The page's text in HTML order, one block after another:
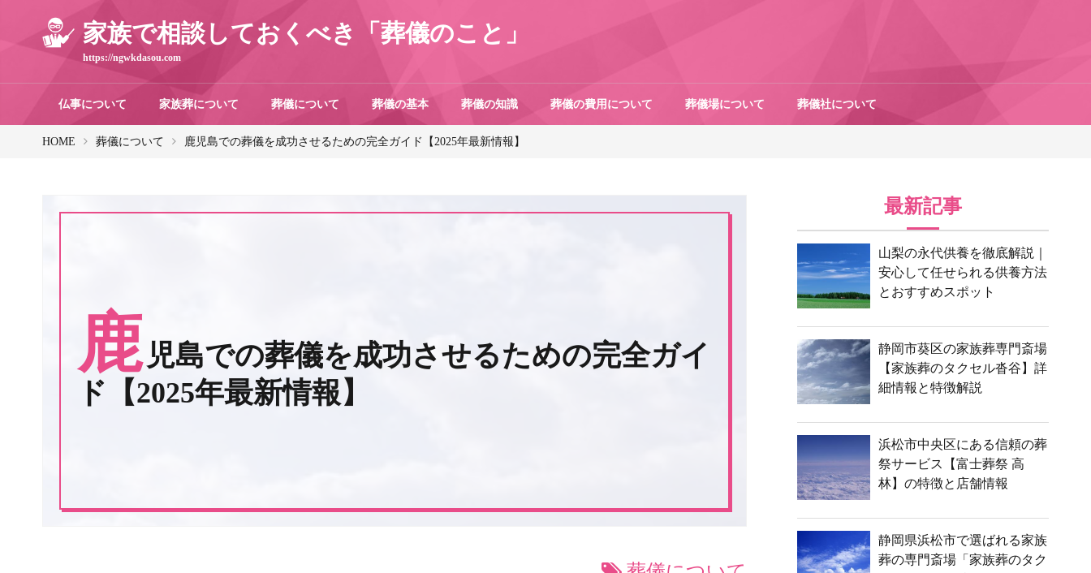
家族で相談しておくべき「葬儀のこと」
https://ngwkdasou.com
仏事について 家族葬について 葬儀について 葬儀の基本 葬儀の知識 葬儀の費用について 葬儀場について 葬儀社について
HOME 葬儀について 鹿児島での葬儀を成功させるための完全ガイド【2025年最新情報】
鹿 児島での葬儀を成功させるための完全ガイ
ド【2025年最新情報】
最新記事
山梨の永代供養を徹底解説｜
安心して任せられる供養方法
とおすすめスポット
静岡市葵区の家族葬専門斎場
【家族葬のタクセル沓谷】詳
細情報と特徴解説
浜松市中央区にある信頼の葬
祭サービス【富士葬祭 高
林】の特徴と店舗情報
静岡県浜松市で選ばれる家族
葬の専門斎場「家族葬のタク